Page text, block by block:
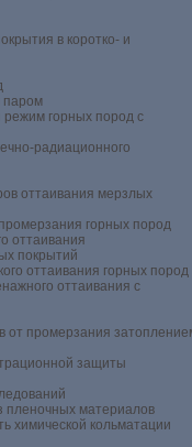
в коротко- и
паром
горных пород с
радиационного
оттаивания мерзлых
горных пород
оттаивания
покрытий
оттаивания горных пород
оттаивания с
от промерзания
защиты
пленочных материалов
химической кольматации